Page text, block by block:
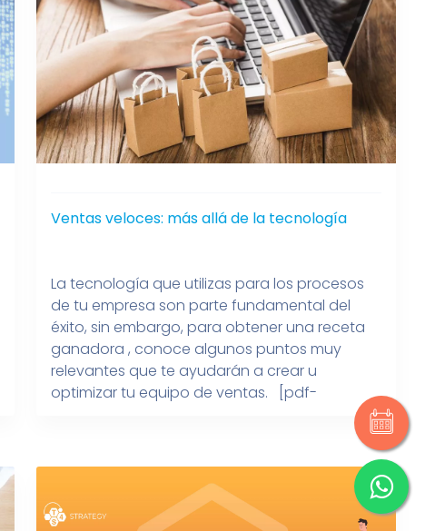
Ventas veloces: más allá de la tecnología
La tecnología que utilizas para los procesos
de tu empresa son parte fundamental del
éxito, sin embargo, para obtener una receta
ganadora , conoce algunos puntos muy
relevantes que te ayudarán a crear u
optimizar tu equipo de ventas. [pdf-
infografía-ventasveloces-26oct”]